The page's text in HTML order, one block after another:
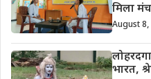
मिला मंच
August 8,
भारत,